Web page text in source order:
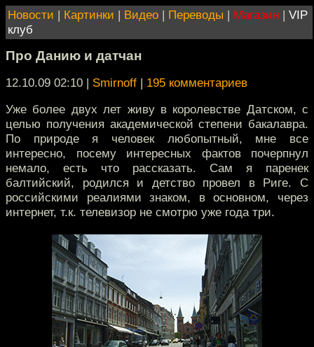
Новости | Картинки | Видео | Переводы | Магазин | VIP
клуб
Про Данию и датчан
12.10.09 02:10 | Smirnoff | 195 комментариев
Уже более двух лет живу в королевстве Датском, с
целью получения академической степени бакалавра.
По природе я человек любопытный, мне все
интересно, посему интересных фактов почерпнул
немало, есть что рассказать. Сам я паренек
балтийский, родился и детство провел в Риге. С
российскими реалиями знаком, в основном, через
интернет, т.к. телевизор не смотрю уже года три.